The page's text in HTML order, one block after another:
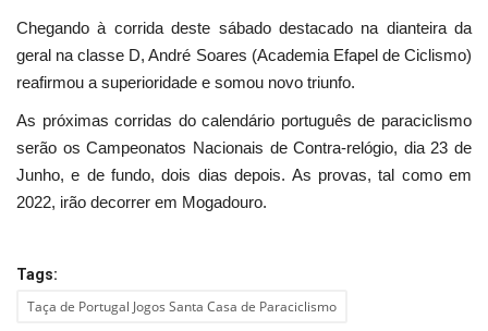
Chegando à corrida deste sábado destacado na dianteira da
geral na classe D, André Soares (Academia Efapel de Ciclismo)
reafirmou a superioridade e somou novo triunfo.
As próximas corridas do calendário português de paraciclismo
serão os Campeonatos Nacionais de Contra-relógio, dia 23 de
Junho, e de fundo, dois dias depois. As provas, tal como em
2022, irão decorrer em Mogadouro.
Tags:
Taça de Portugal Jogos Santa Casa de Paraciclismo